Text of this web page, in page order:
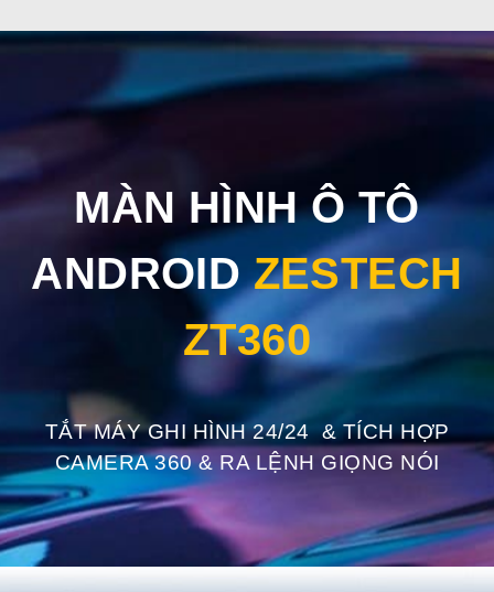
MÀN HÌNH Ô TÔ
ANDROIDZESTECH
ZT360
TẮT MÁY GHI HÌNH 24/24 & TÍCH HỢP
CAMERA 360 & RA LỆNH GIỌNG NÓI